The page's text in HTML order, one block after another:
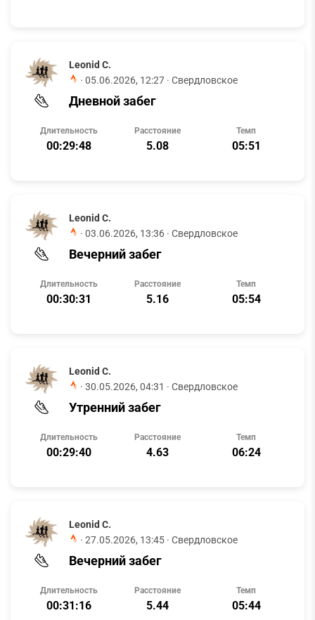
Leonid C.
· 05.06.2026, 12:27 · Свердловское
Дневной забег
Длительность
00:29:48
Расстояние
5.08
Темп
05:51
Leonid C.
· 03.06.2026, 13:36 · Свердловское
Вечерний забег
Длительность
00:30:31
Расстояние
5.16
Темп
05:54
Leonid C.
· 30.05.2026, 04:31 · Свердловское
Утренний забег
Длительность
00:29:40
Расстояние
4.63
Темп
06:24
Leonid C.
· 27.05.2026, 13:45 · Свердловское
Вечерний забег
Длительность
00:31:16
Расстояние
5.44
Темп
05:44